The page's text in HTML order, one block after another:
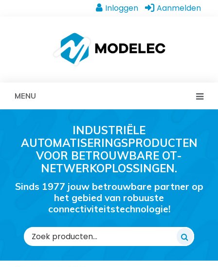
Inloggen Aanmelden
MENU
INDUSTRIËLE
AUTOMATISERINGSPRODUCTEN
VOOR BETROUWBARE OT-
NETWERKOPLOSSINGEN.
Sinds 1977 jouw betrouwbare partner op
het gebied van robuuste
connectiviteitstechnologie!
Zoeken
naar: